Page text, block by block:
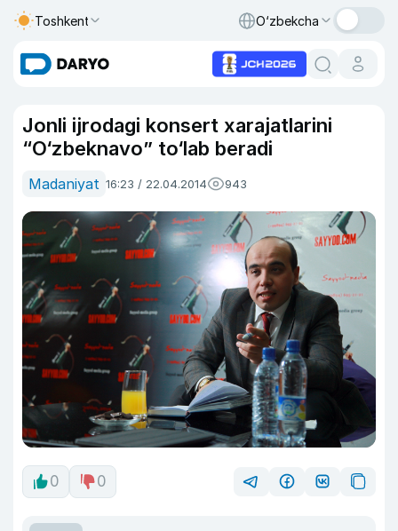
Toshkent O‘zbekcha
Jonli ijrodagi konsert xarajatlarini
“O‘zbeknavo” to‘lab beradi
Madaniyat 16:23 / 22.04.2014 943
0 0